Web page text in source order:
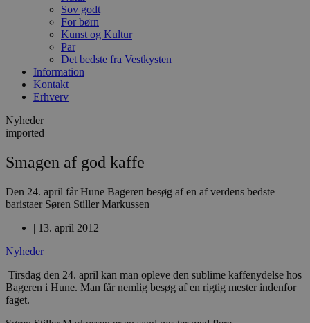
Sov godt
For børn
Kunst og Kultur
Par
Det bedste fra Vestkysten
Information
Kontakt
Erhverv
Nyheder
imported
Smagen af god kaffe
Den 24. april får Hune Bageren besøg af en af verdens bedste
baristaer Søren Stiller Markussen
| 13. april 2012
Nyheder
Tirsdag den 24. april kan man opleve den sublime kaffenydelse hos
Bageren i Hune. Man får nemlig besøg af en rigtig mester indenfor
faget.